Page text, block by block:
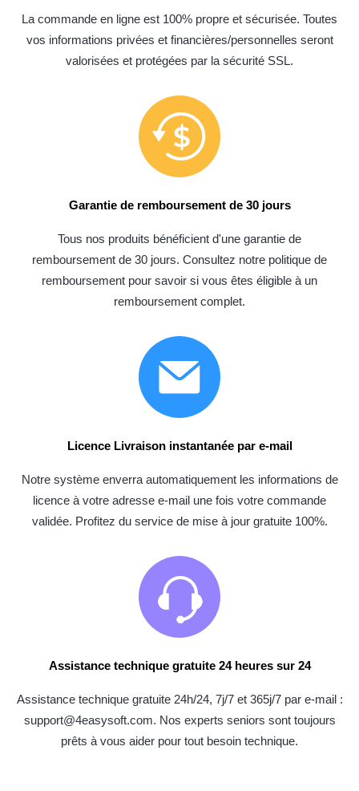
La commande en ligne est 100% propre et sécurisée. Toutes
vos informations privées et financières/personnelles seront
valorisées et protégées par la sécurité SSL.
Garantie de remboursement de 30 jours
Tous nos produits bénéficient d'une garantie de
remboursement de 30 jours. Consultez notre politique de
remboursement pour savoir si vous êtes éligible à un
remboursement complet.
Licence Livraison instantanée par e-mail
Notre système enverra automatiquement les informations de
licence à votre adresse e-mail une fois votre commande
validée. Profitez du service de mise à jour gratuite 100%.
Assistance technique gratuite 24 heures sur 24
Assistance technique gratuite 24h/24, 7j/7 et 365j/7 par e-mail :
support@4easysoft.com. Nos experts seniors sont toujours
prêts à vous aider pour tout besoin technique.